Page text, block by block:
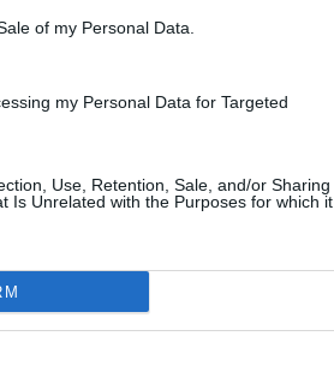
of my Personal Data.
my Personal Data for Targeted
Use, Retention, Sale, and/or Sharing
Is Unrelated with the Purposes for which it
mercoledì 2 settembre